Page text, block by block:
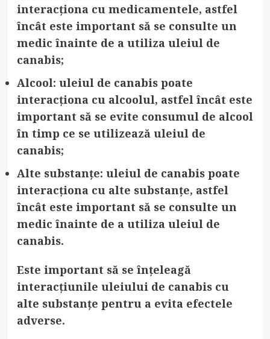
interacționa cu medicamentele, astfel
încât este important să se consulte un
medic înainte de a utiliza uleiul de
canabis;
Alcool: uleiul de canabis poate
interacționa cu alcoolul, astfel încât este
important să se evite consumul de alcool
în timp ce se utilizează uleiul de
canabis;
Alte substanțe: uleiul de canabis poate
interacționa cu alte substanțe, astfel
încât este important să se consulte un
medic înainte de a utiliza uleiul de
canabis.
Este important să se înțeleagă
interacțiunile uleiului de canabis cu
alte substanțe pentru a evita efectele
adverse.